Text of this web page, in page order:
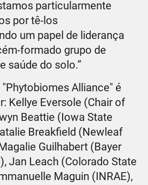
particularmente
por tê-los
um papel de liderança
formado grupo de
saúde do solo.”
Alliance" é
Kellye Eversole (Chair of
Beattie (Iowa State
Breakfield (Newleaf
Guilhabert (Bayer
Jan Leach (Colorado State
Maguin (INRAE),